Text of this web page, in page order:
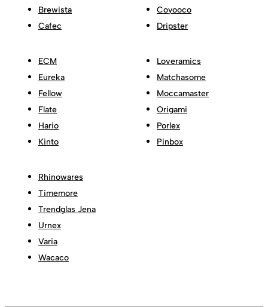
Brewista
Cafec
Coyooco
Dripster
ECM
Eureka
Fellow
Flate
Hario
Kinto
Loveramics
Matchasome
Moccamaster
Origami
Porlex
Pinbox
Rhinowares
Timemore
Trendglas Jena
Urnex
Varia
Wacaco